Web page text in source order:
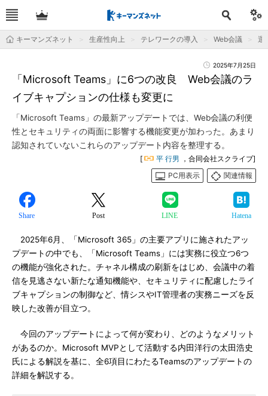
キーマンズネット 生産性向上 テレワークの導入 Web会議 運
2025年7月25日
「Microsoft Teams」に6つの改良 Web会議のラ
イブキャプションの仕様も変更に
「Microsoft Teams」の最新アップデートでは、Web会議の利便
性とセキュリティの両面に影響する機能変更が加わった。あまり
認知されていないこれらのアップデート内容を整理する。
[ 平 行男 ，合同会社スクライブ]
PC用表示
関連情報
Share Post LINE Hatena
2025年6月、「Microsoft 365」の主要アプリに施されたアッ
プデートの中でも、「Microsoft Teams」には実務に役立つ6つ
の機能が強化された。チャネル構成の刷新をはじめ、会議中の着
信を見逃さない新たな通知機能や、セキュリティに配慮したライ
ブキャプションの制御など、情シスやIT管理者の実務ニーズを反
映した改善が目立つ。
今回のアップデートによって何が変わり、どのようなメリット
があるのか。Microsoft MVPとして活動する内田洋行の太田浩史
氏による解説を基に、全6項目にわたるTeamsのアップデートの
詳細を解説する。